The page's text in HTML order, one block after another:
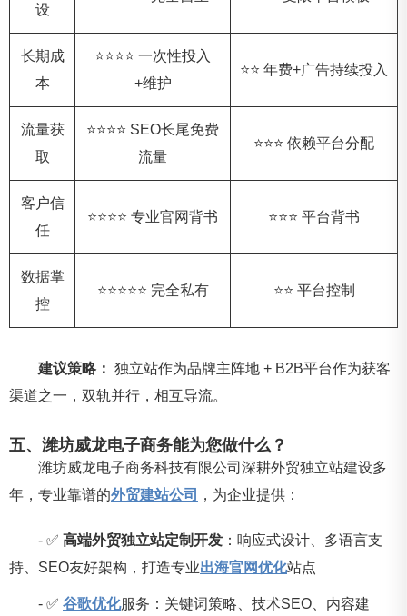
设
长期成
本
⭐⭐⭐⭐ 一次性投入
+维护
⭐⭐ 年费+广告持续投入
流量获
取
⭐⭐⭐⭐ SEO长尾免费
流量
⭐⭐⭐ 依赖平台分配
客户信
任
⭐⭐⭐⭐ 专业官网背书 ⭐⭐⭐ 平台背书
数据掌
控
⭐⭐⭐⭐⭐ 完全私有 ⭐⭐ 平台控制
建议策略： 独立站作为品牌主阵地 + B2B平台作为获客
渠道之一，双轨并行，相互导流。
五、潍坊威龙电子商务能为您做什么？
潍坊威龙电子商务科技有限公司深耕外贸独立站建设多
年，专业靠谱的外贸建站公司 ，为企业提供：
- ✅ 高端外贸独立站定制开发 ：响应式设计、多语言支
持、SEO友好架构，打造专业出海官网优化站点
- ✅ 谷歌优化服务：关键词策略、技术SEO、内容建